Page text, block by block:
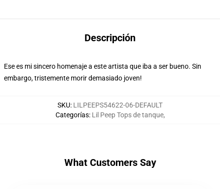
Descripción
Ese es mi sincero homenaje a este artista que iba a ser bueno. Sin
embargo, tristemente morir demasiado joven!
SKU: LILPEEPS54622-06-DEFAULT
Categorías: Lil Peep Tops de tanque,
What Customers Say